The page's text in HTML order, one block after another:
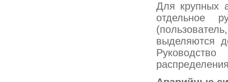
Для крупных
отдельное
выделяются